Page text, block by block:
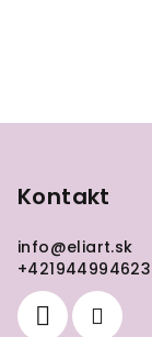
Kontakt
info@eliart.sk
+421944994623